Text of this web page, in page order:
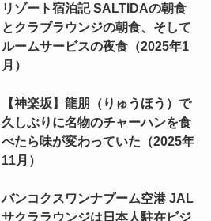
リゾート宿泊記 SALTIDAの朝食
とクラブラウンジの朝食、そして
ルームサービスの夜食（2025年1
月）
【神楽坂】龍朋（りゅうほう）で
久しぶりに名物のチャーハンを食
べたら味が変わっていた（2025年
11月）
バンコクスワンナプーム空港 JAL
サクララウンジは日本人駐在ビジ